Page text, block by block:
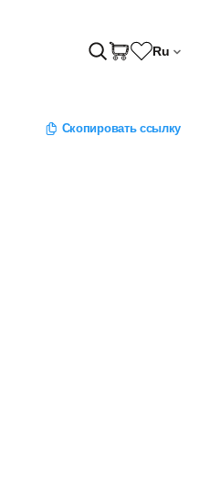
Ru
Скопировать ссылку